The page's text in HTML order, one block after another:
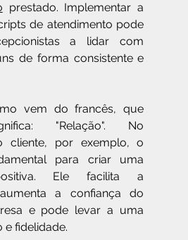
prestado. Implementar a
de atendimento pode
a lidar com
de forma consistente e
vem do francês, que
cliente, por exemplo, o
para criar uma
Ele facilita a
a confiança do
e pode levar a uma
e fidelidade.